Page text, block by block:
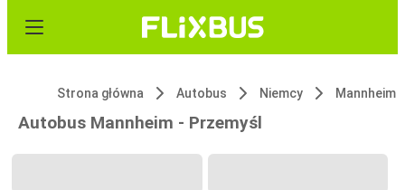
Strona główna Autobus Niemcy Mannheim
Autobus Mannheim - Przemyśl